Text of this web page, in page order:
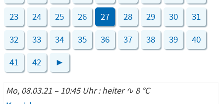
23 24 25 26 27 28 29 30 31
32 33 34 35 36 37 38 39 40
41 42 ►
Mo, 08.03.21 – 10:45 Uhr : heiter ∿ 8 °C